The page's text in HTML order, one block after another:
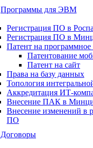
Программы для ЭВМ
Регистрация ПО в
Регистрация ПО в
Патент на программное
Патентование
Патент на сайт
Права на базу данных
Топология
Аккредитация ИТ-
Внесение ПАК в
Внесение изменений в
ПО
Договоры